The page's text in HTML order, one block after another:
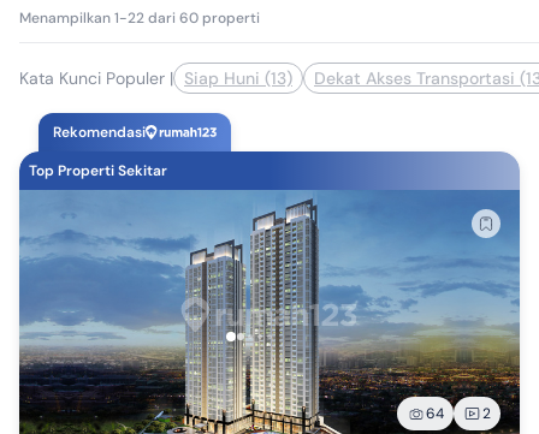
Menampilkan 1-22 dari 60 properti
Kata Kunci Populer | Siap Huni (13) Dekat Akses Transportasi
Rekomendasi
Top Properti Sekitar
64 2